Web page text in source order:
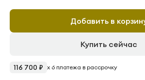
Добавить в
Купить сейчас
116 700 ₽ x 6 платежа в рассрочку